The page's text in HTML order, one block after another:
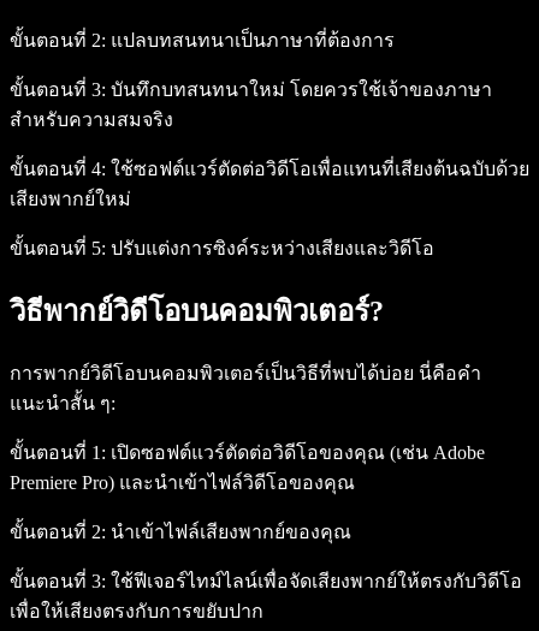
ขั้นตอนที่ 2: แปลบทสนทนาเป็นภาษาที่ต้องการ
ขั้นตอนที่ 3: บันทึกบทสนทนาใหม่ โดยควรใช้เจ้าของภาษา
สำหรับความสมจริง
ขั้นตอนที่ 4: ใช้ซอฟต์แวร์ตัดต่อวิดีโอเพื่อแทนที่เสียงต้นฉบับด้วย
เสียงพากย์ใหม่
ขั้นตอนที่ 5: ปรับแต่งการซิงค์ระหว่างเสียงและวิดีโอ
วิธีพากย์วิดีโอบนคอมพิวเตอร์?
การพากย์วิดีโอบนคอมพิวเตอร์เป็นวิธีที่พบได้บ่อย นี่คือคำ
แนะนำสั้น ๆ:
ขั้นตอนที่ 1: เปิดซอฟต์แวร์ตัดต่อวิดีโอของคุณ (เช่น Adobe
Premiere Pro) และนำเข้าไฟล์วิดีโอของคุณ
ขั้นตอนที่ 2: นำเข้าไฟล์เสียงพากย์ของคุณ
ขั้นตอนที่ 3: ใช้ฟีเจอร์ไทม์ไลน์เพื่อจัดเสียงพากย์ให้ตรงกับวิดีโอ
เพื่อให้เสียงตรงกับการขยับปาก